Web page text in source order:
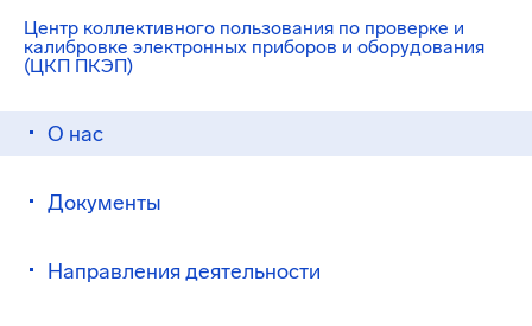
Центр коллективного пользования по проверке и
калибровке электронных приборов и оборудования
(ЦКП ПКЭП)
О нас
Документы
Направления деятельности